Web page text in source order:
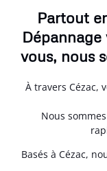
Partout
vous, nous
À travers Cézac,
Nous
Basés à Cézac,